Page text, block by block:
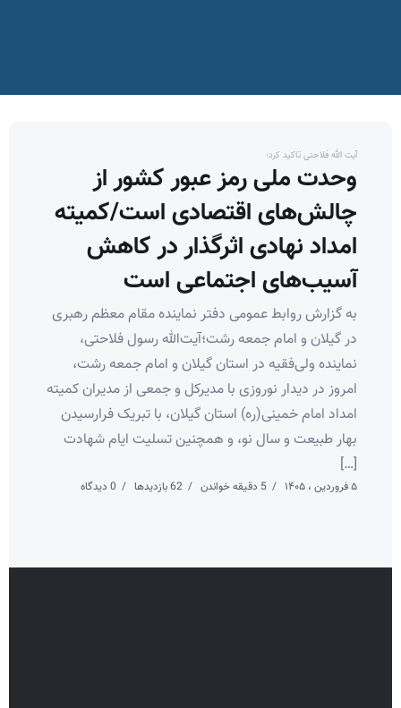
آیت الله فلاحتی تاکید کرد؛
وحدت ملی رمز عبور کشور از
چالش‌های اقتصادی است/کمیته
امداد نهادی اثرگذار در کاهش
آسیب‌های اجتماعی است
به گزارش روابط عمومی دفتر نماینده مقام معظم رهبری
در گیلان و امام جمعه رشت؛آیت‌الله رسول فلاحتی،
نماینده ولی‌فقیه در استان گیلان و امام جمعه رشت،
امروز در دیدار نوروزی با مدیرکل و جمعی از مدیران کمیته
امداد امام خمینی(ره) استان گیلان، با تبریک فرارسیدن
بهار طبیعت و سال نو، و همچنین تسلیت ایام شهادت
[…]
۵ فروردین ، ۱۴۰۵ 5 دقیقه خواندن 62 بازدیدها 0 دیدگاه